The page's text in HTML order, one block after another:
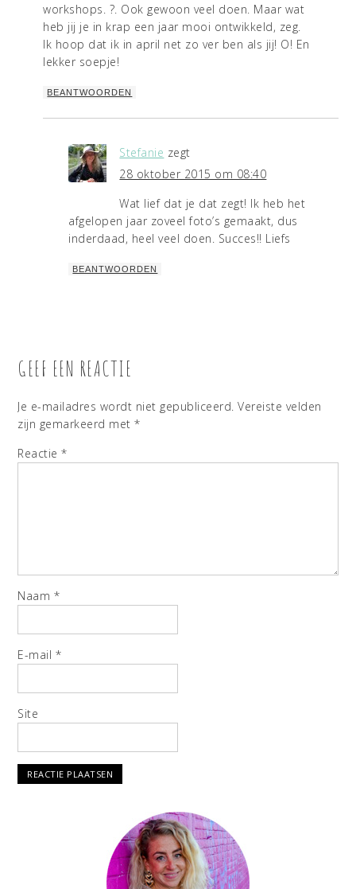
workshops. ?. Ook gewoon veel doen. Maar wat
heb jij je in krap een jaar mooi ontwikkeld, zeg.
Ik hoop dat ik in april net zo ver ben als jij! O! En
lekker soepje!
BEANTWOORDEN
Stefanie zegt
28 oktober 2015 om 08:40
Wat lief dat je dat zegt! Ik heb het
afgelopen jaar zoveel foto’s gemaakt, dus
inderdaad, heel veel doen. Succes!! Liefs
BEANTWOORDEN
GEEF EEN REACTIE
Je e-mailadres wordt niet gepubliceerd. Vereiste velden
zijn gemarkeerd met*
Reactie*
Naam *
E-mail *
Site